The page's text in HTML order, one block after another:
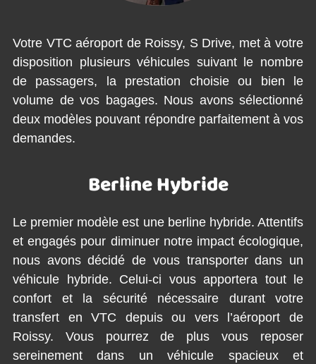
Votre VTC aéroport de Roissy, S Drive, met à votre
disposition plusieurs véhicules suivant le nombre
de passagers, la prestation choisie ou bien le
volume de vos bagages. Nous avons sélectionné
deux modèles pouvant répondre parfaitement à vos
demandes.
Berline Hybride
Le premier modèle est une berline hybride. Attentifs
et engagés pour diminuer notre impact écologique,
nous avons décidé de vous transporter dans un
véhicule hybride. Celui-ci vous apportera tout le
confort et la sécurité nécessaire durant votre
transfert en VTC depuis ou vers l’aéroport de
Roissy. Vous pourrez de plus vous reposer
sereinement dans un véhicule spacieux et